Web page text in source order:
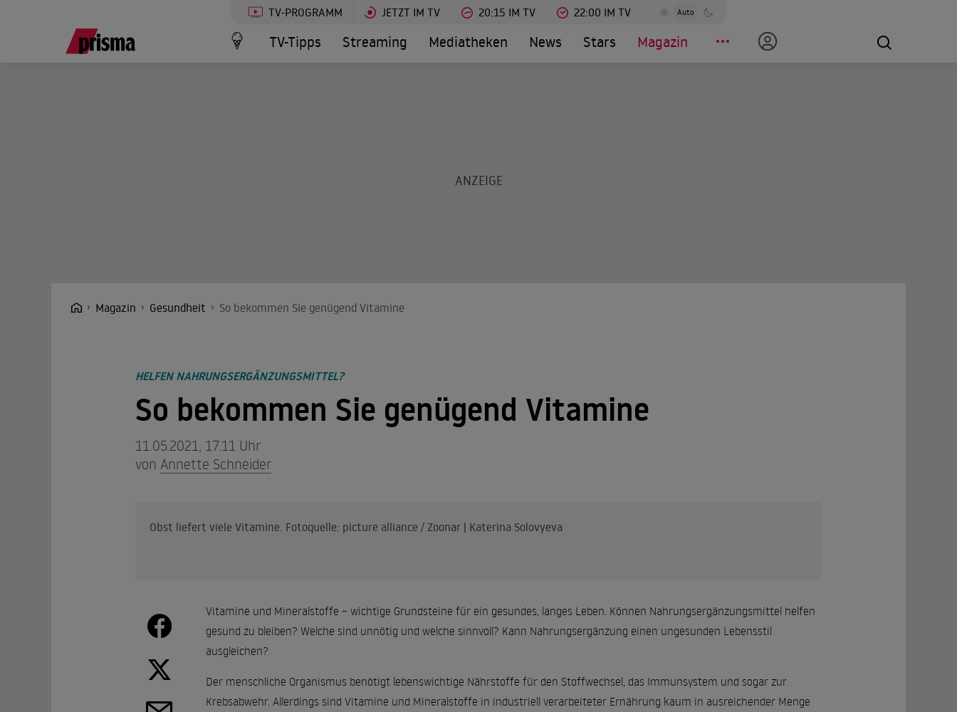
TV-PROGRAMM JETZT IM TV 20:15 IM TV 22:00 IM TV Auto
TV-Tipps Streaming Mediatheken News Stars Magazin
Magazin Gesundheit So bekommen Sie genügend Vitamine
HELFEN NAHRUNGSERGÄNZUNGSMITTEL?
So bekommen Sie genügend Vitamine
11.05.2021, 17.11 Uhr
von Annette Schneider
Obst liefert viele Vitamine. Fotoquelle: picture alliance / Zoonar | Katerina Solovyeva
Vitamine und Mineralstoffe – wichtige Grundsteine für ein gesundes, langes Leben. Können Nahrungsergänzungsmittel helfen
gesund zu bleiben? Welche sind unnötig und welche sinnvoll? Kann Nahrungsergänzung einen ungesunden Lebensstil
ausgleichen?
Der menschliche Organismus benötigt lebenswichtige Nährstoffe für den Stoffwechsel, das Immunsystem und sogar zur
Krebsabwehr. Allerdings sind Vitamine und Mineralstoffe in industriell verarbeiteter Ernährung kaum in ausreichender Menge